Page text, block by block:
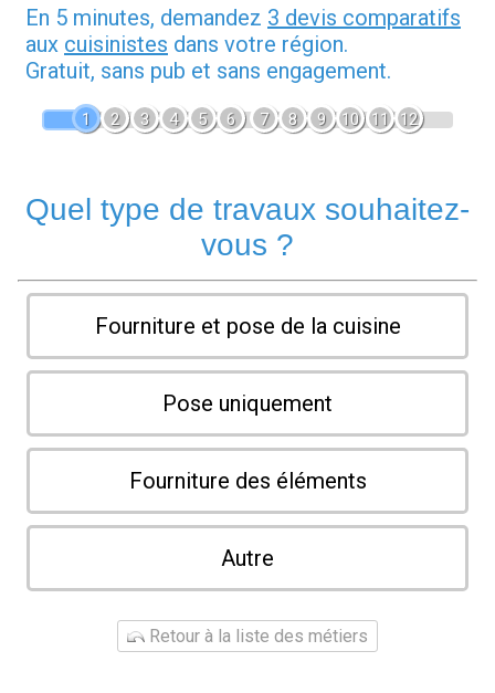
En 5 minutes, demandez 3 devis comparatifs
aux cuisinistes dans votre région.
Gratuit, sans pub et sans engagement.
1 2 3 4 5 6 7 8 9 10 11 12
Quel type de travaux souhaitez-
vous ?
Fourniture et pose de la cuisine
Pose uniquement
Fourniture des éléments
Autre
Retour à la liste des métiers